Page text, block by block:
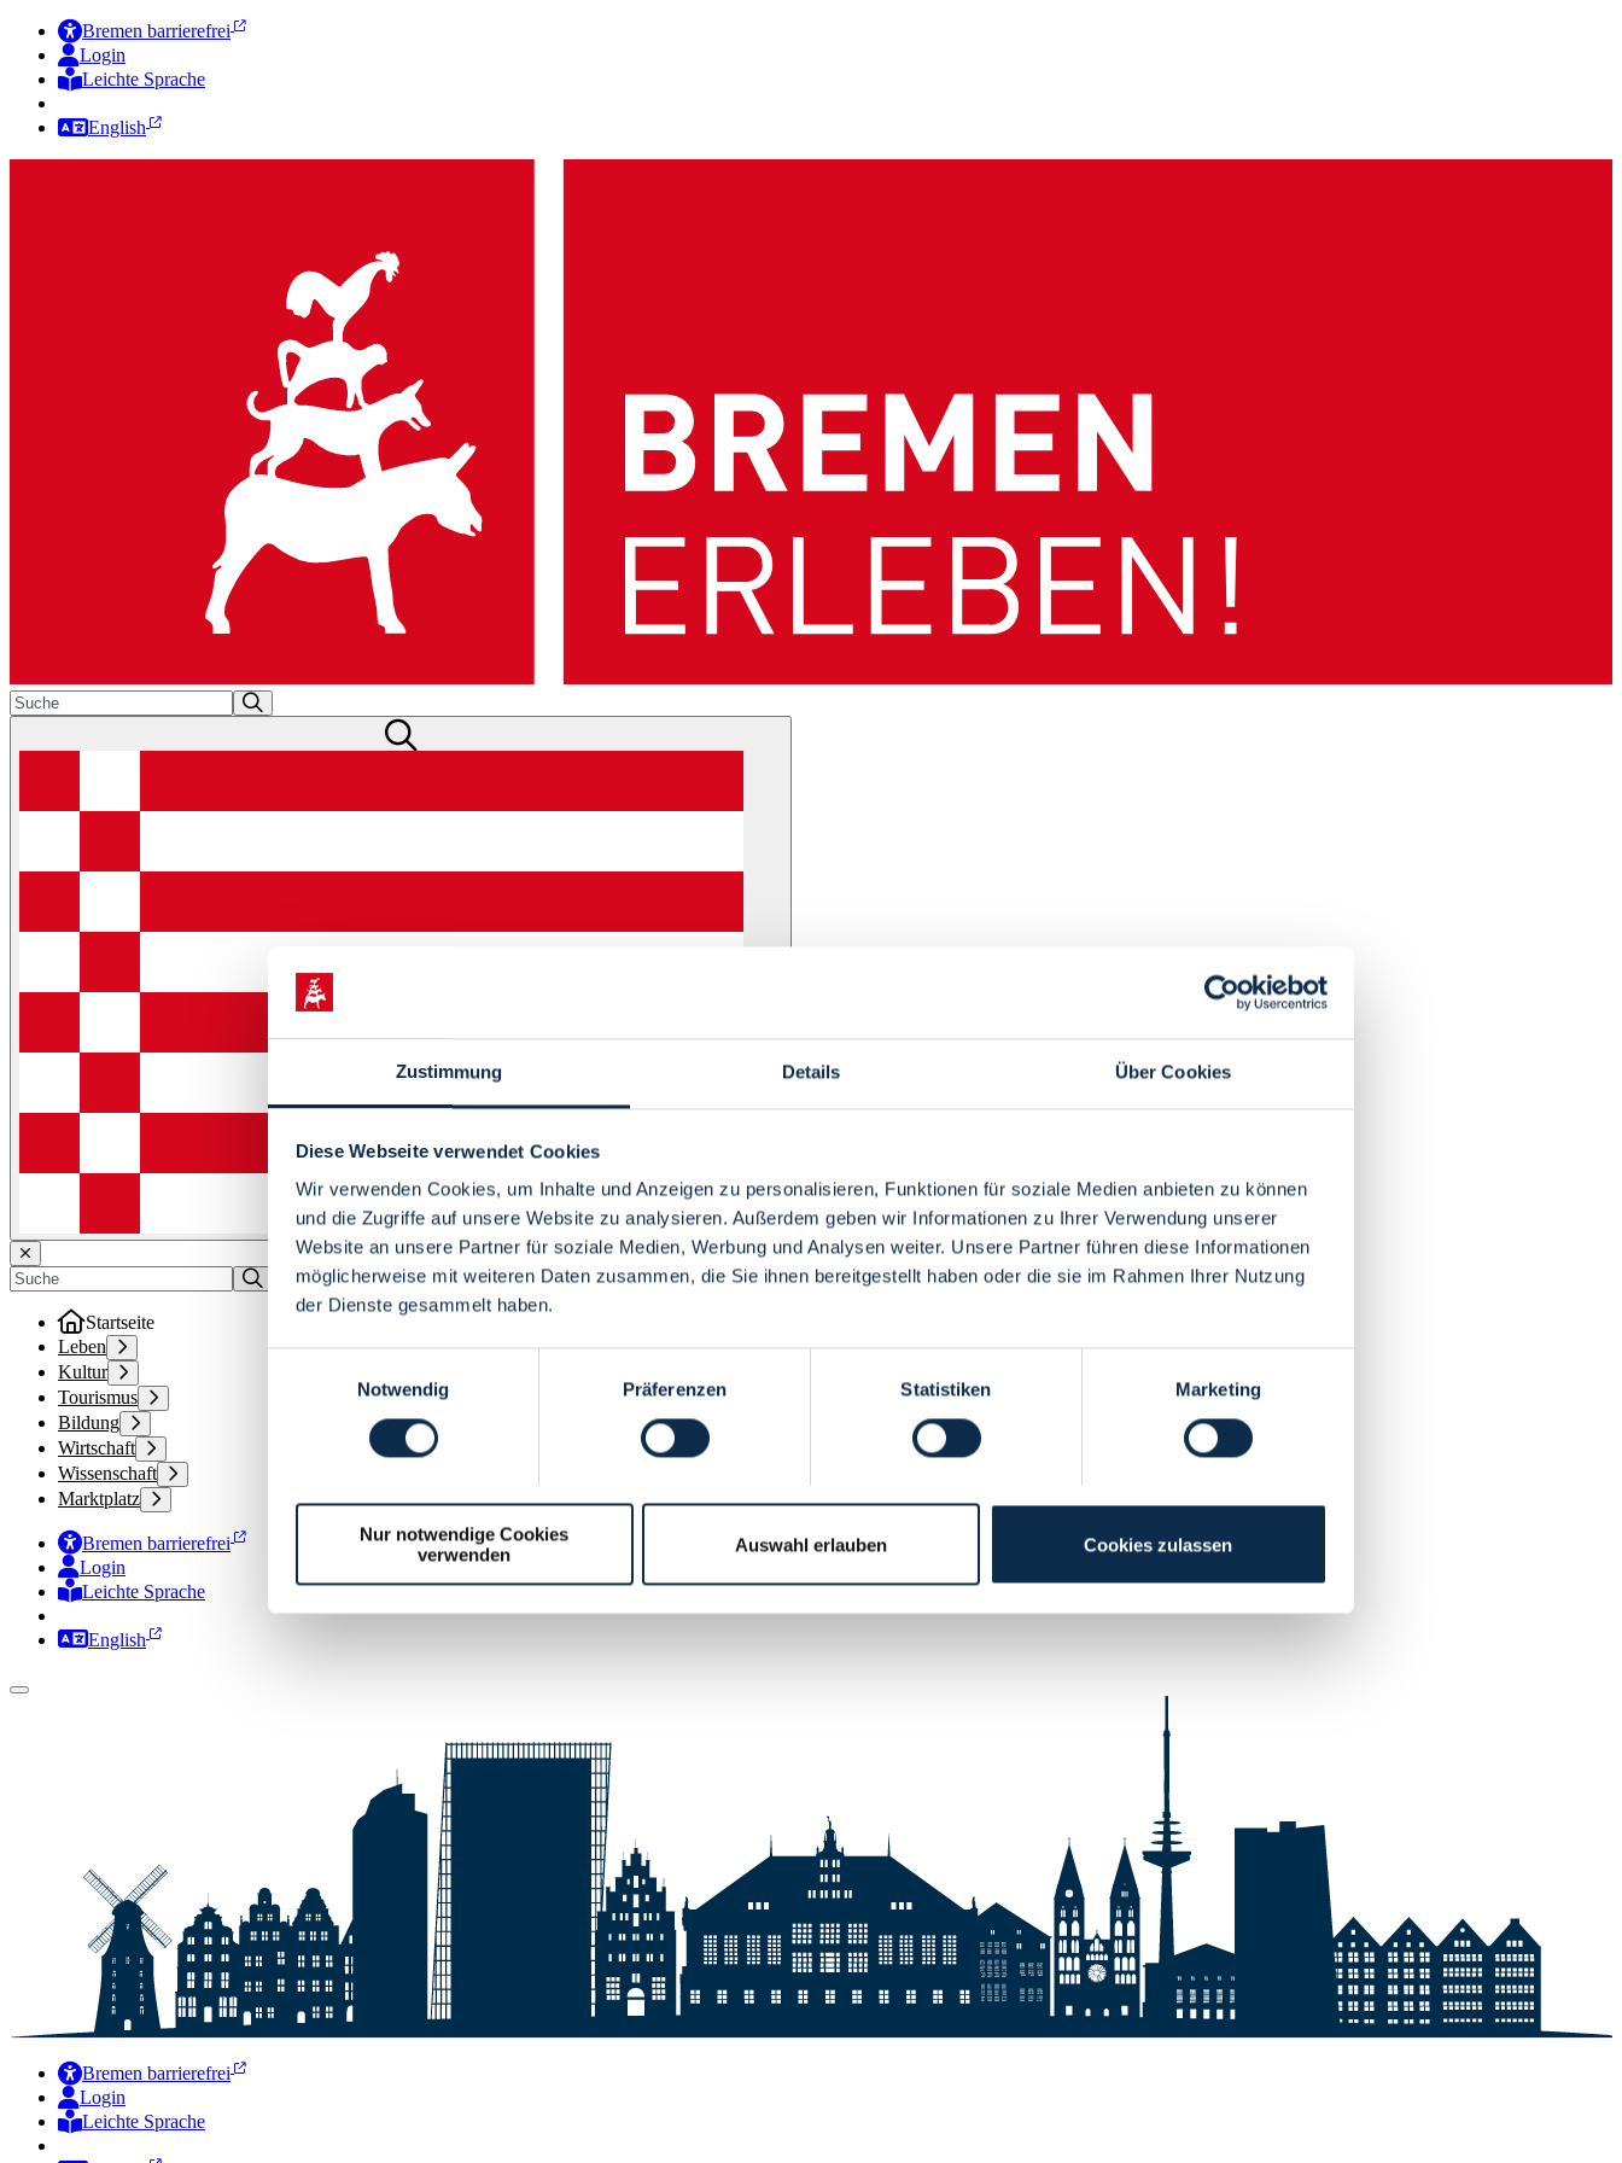
Zustimmung Details Über Cookies
Diese Webseite verwendet Cookies
Wir verwenden Cookies, um Inhalte und Anzeigen zu personalisieren, Funktionen für soziale Medien anbieten zu können
und die Zugriffe auf unsere Website zu analysieren. Außerdem geben wir Informationen zu Ihrer Verwendung unserer
Website an unsere Partner für soziale Medien, Werbung und Analysen weiter. Unsere Partner führen diese Informationen
möglicherweise mit weiteren Daten zusammen, die Sie ihnen bereitgestellt haben oder die sie im Rahmen Ihrer Nutzung
der Dienste gesammelt haben.
Notwendig
Präferenzen Statistiken Marketing
Nur notwendige Cookies
verwenden
Auswahl erlauben Cookies zulassen
Bremen barrierefrei
Login
Leichte Sprache
English
Menü
Startseite
Leben
Kultur
Tourismus
Bildung
Wirtschaft
Wissenschaft
Marktplatz
Bremen barrierefrei
Login
Leichte Sprache
Zur Deutschen Gebärdensprache
English
Bremen barrierefrei
Login
Leichte Sprache